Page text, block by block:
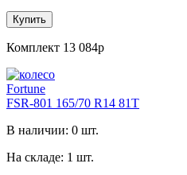
Купить
Комплект 13 084р
Fortune
FSR-801 165/70 R14 81T
В наличии: 0 шт.
На складе: 1 шт.